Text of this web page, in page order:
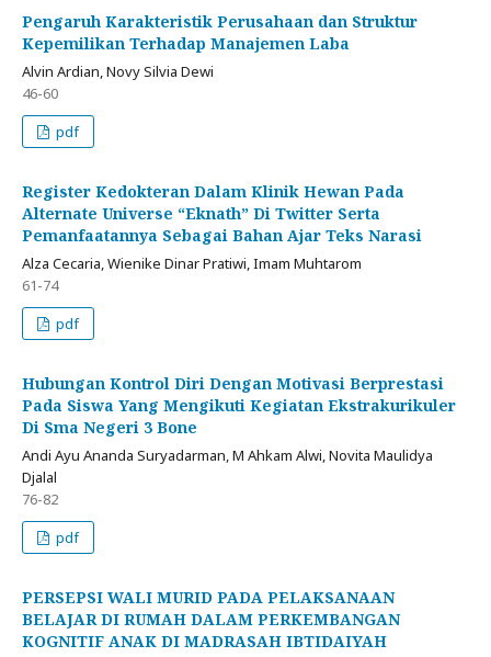
Pengaruh Karakteristik Perusahaan dan Struktur
Kepemilikan Terhadap Manajemen Laba
Alvin Ardian, Novy Silvia Dewi
46-60
pdf
Register Kedokteran Dalam Klinik Hewan Pada
Alternate Universe “Eknath” Di Twitter Serta
Pemanfaatannya Sebagai Bahan Ajar Teks Narasi
Alza Cecaria, Wienike Dinar Pratiwi, Imam Muhtarom
61-74
pdf
Hubungan Kontrol Diri Dengan Motivasi Berprestasi
Pada Siswa Yang Mengikuti Kegiatan Ekstrakurikuler
Di Sma Negeri 3 Bone
Andi Ayu Ananda Suryadarman, M Ahkam Alwi, Novita Maulidya
Djalal
76-82
pdf
PERSEPSI WALI MURID PADA PELAKSANAAN
BELAJAR DI RUMAH DALAM PERKEMBANGAN
KOGNITIF ANAK DI MADRASAH IBTIDAIYAH